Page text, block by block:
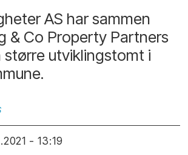
AS har sammen
& Co Property Partners
større utviklingstomt i
- 13:19